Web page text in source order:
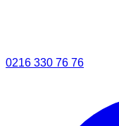
0216 330 76 76